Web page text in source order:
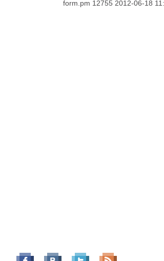
form.pm 12755 2012-06-18